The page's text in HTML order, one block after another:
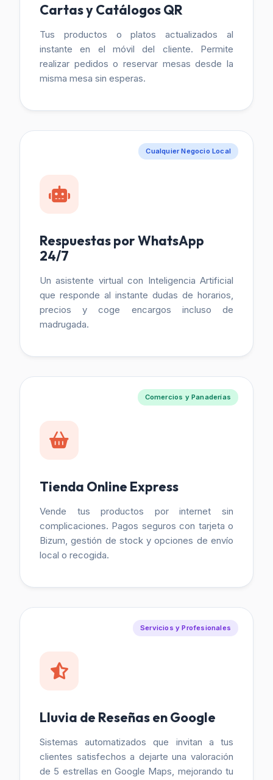
Cartas y Catálogos QR
Tus productos o platos actualizados al
instante en el móvil del cliente. Permite
realizar pedidos o reservar mesas desde la
misma mesa sin esperas.
Cualquier Negocio Local
Respuestas por WhatsApp
24/7
Un asistente virtual con Inteligencia Artificial
que responde al instante dudas de horarios,
precios y coge encargos incluso de
madrugada.
Comercios y Panaderías
Tienda Online Express
Vende tus productos por internet sin
complicaciones. Pagos seguros con tarjeta o
Bizum, gestión de stock y opciones de envío
local o recogida.
Servicios y Profesionales
Lluvia de Reseñas en Google
Sistemas automatizados que invitan a tus
clientes satisfechos a dejarte una valoración
de 5 estrellas en Google Maps, mejorando tu